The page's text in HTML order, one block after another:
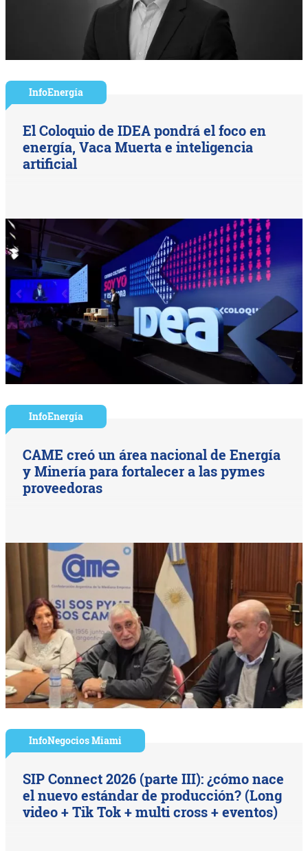
InfoEnergía
El Coloquio de IDEA pondrá el foco en
energía, Vaca Muerta e inteligencia
artificial
InfoEnergía
CAME creó un área nacional de Energía
y Minería para fortalecer a las pymes
proveedoras
InfoNegocios Miami
SIP Connect 2026 (parte III): ¿cómo nace
el nuevo estándar de producción? (Long
video + Tik Tok + multi cross + eventos)